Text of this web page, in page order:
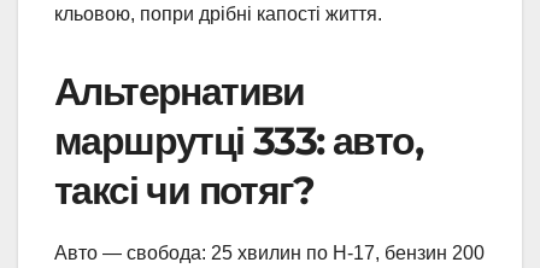
кльовою, попри дрібні капості життя.
Альтернативи
маршрутці 333: авто,
таксі чи потяг?
Авто — свобода: 25 хвилин по Н-17, бензин 200